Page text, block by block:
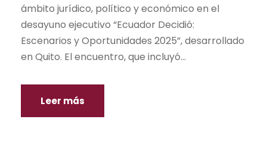
ámbito jurídico, político y económico en el
desayuno ejecutivo “Ecuador Decidió:
Escenarios y Oportunidades 2025”, desarrollado
en Quito. El encuentro, que incluyó...
Leer más